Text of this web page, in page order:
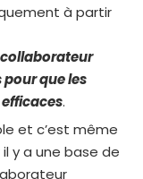
à partir
que les
.
et c’est même
y a une base de